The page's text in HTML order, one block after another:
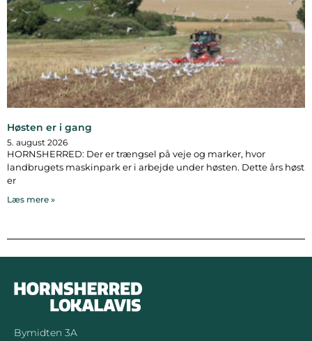
Høsten er i gang
5. august 2026
HORNSHERRED: Der er trængsel på veje og marker, hvor
landbrugets maskinpark er i arbejde under høsten. Dette års høst
er
Læs mere »
Bymidten 3A